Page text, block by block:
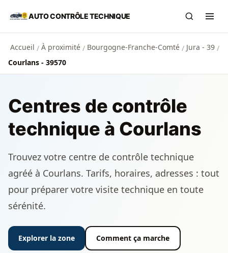
Aller au contenu principal
AUTO CONTRÔLE TECHNIQUE
Accueil / À proximité / Bourgogne-Franche-Comté / Jura - 39 /
Courlans - 39570
Centres de contrôle
technique à Courlans
Trouvez votre centre de contrôle technique
agréé à Courlans. Tarifs, horaires, adresses : tout
pour préparer votre visite technique en toute
sérénité.
Explorer la zone Comment ça marche